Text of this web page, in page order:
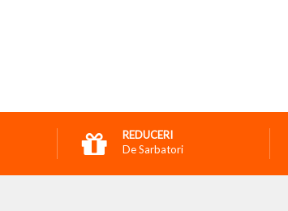
REDUCERI
De Sarbatori